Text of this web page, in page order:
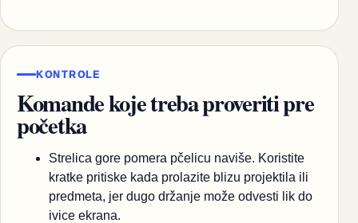
KONTROLE
Komande koje treba proveriti pre
početka
Strelica gore pomera pčelicu naviše. Koristite
kratke pritiske kada prolazite blizu projektila ili
predmeta, jer dugo držanje može odvesti lik do
ivice ekrana.